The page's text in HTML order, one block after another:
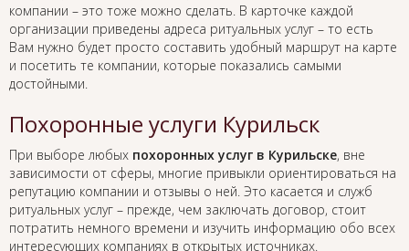
компании – это тоже можно сделать. В карточке каждой
организации приведены адреса ритуальных услуг – то есть
Вам нужно будет просто составить удобный маршрут на карте
и посетить те компании, которые показались самыми
достойными.
Похоронные услуги Курильск
При выборе любых похоронных услуг в Курильске, вне
зависимости от сферы, многие привыкли ориентироваться на
репутацию компании и отзывы о ней. Это касается и служб
ритуальных услуг – прежде, чем заключать договор, стоит
потратить немного времени и изучить информацию обо всех
интересующих компаниях в открытых источниках.